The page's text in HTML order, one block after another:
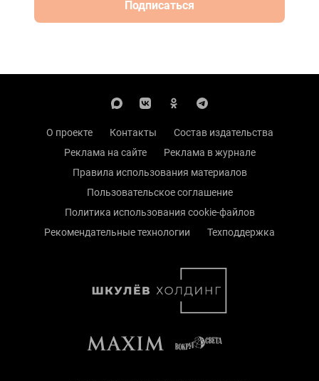
Подписаться
О проекте Контакты
Состав издательства
Реклама на сайте
Реклама в журнале
Правила использования материалов
Пользовательское соглашение
Политика использования cookie-файлов
Рекомендательные технологии
Техподдержка